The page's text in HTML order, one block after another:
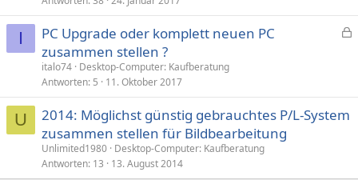
I
e
PC Upgrade oder komplett neuen PC
zusammen stellen ?
italo74 Desktop-Computer: Kaufberatung
Antworten 5 11. Oktober 2017
U
2014: Möglichst günstig gebrauchtes P/L-System
zusammen stellen für Bildbearbeitung
Unlimited1980 Desktop-Computer: Kaufberatung
Antworten 13 13. August 2014